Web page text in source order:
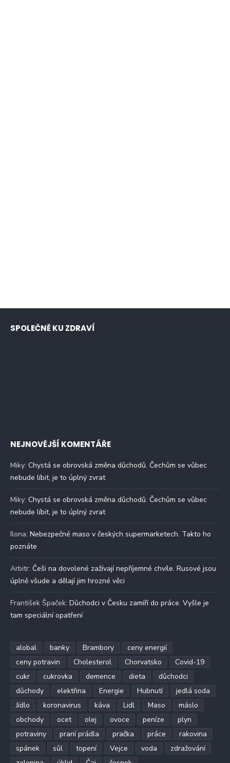
SPOLEČNĚ KU ZDRAVÍ
NEJNOVĚJŠÍ KOMENTÁŘE
Miky: Chystá se obrovská změna důchodů. Čechům se vůbec
nebude líbit, je to úplný zvrat
Miky: Chystá se obrovská změna důchodů. Čechům se vůbec
nebude líbit, je to úplný zvrat
Ilona: Nebezpečné maso v českých supermarketech. Takto ho
poznáte
Arbitr: Češi na dovolené zažívají nepříjemné chvíle. Rusové jsou
úplně všude a dělají jim hrozné věci
František Špaček: Důchodci v Česku zamíří do práce. Vyšle je
tam speciální opatření
alobal banky Brambory
ceny energií
ceny potravin
Cholesterol Chorvatsko
Covid-19
cukr
cukrovka demence dieta
důchodci
důchody
elektřina Energie Hubnutí
jedlá soda
Jídlo
koronavirus káva Lidl Maso
máslo
obchody
ocet olej ovoce peníze
plyn
potraviny
praní prádla pračka práce
rakovina
spánek
sůl topení Vejce voda
zdražování